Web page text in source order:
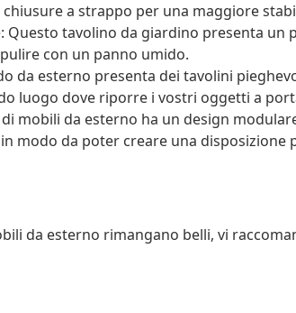
a strappo per una maggiore
Questo tavolino da giardino presenta un
con un panno umido.
da esterno presenta dei tavolini
luogo dove riporre i vostri oggetti a
mobili da esterno ha un design
modo da poter creare una disposizione
da esterno rimangano belli, vi